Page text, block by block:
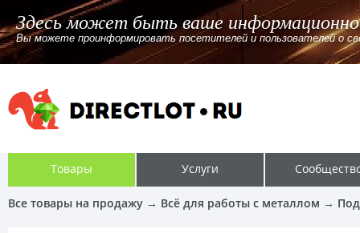
канале. Указав ссылку или без ссылки для перехода.
Товары Услуги
Все товары на продажу → Всё для работы с металлом →